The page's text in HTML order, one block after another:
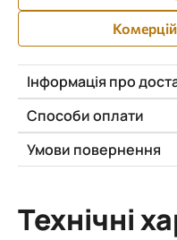
Інформація про
Способи оплати
Умови повернення
Технічні